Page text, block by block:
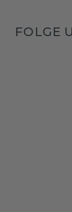
FOLGE